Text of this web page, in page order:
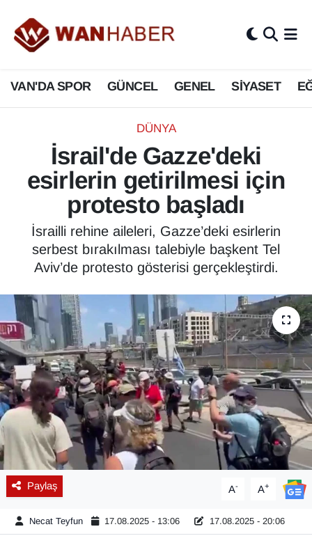
VAN'DA SPOR GÜNCEL GENEL SİYASET
DÜNYA
İsrail'de Gazze'deki
esirlerin getirilmesi için
protesto başladı
İsrailli rehine aileleri, Gazze’deki esirlerin
serbest bırakılması talebiyle başkent Tel
Aviv’de protesto gösterisi gerçekleştirdi.
Paylaş A- A+
Necat Teyfun 17.08.2025 - 13:06 17.08.2025 - 20:06
3.SAYFA
ASAYİŞ
BİLİM VE TEKNOLOJİ
Biyografi
Bölge Haberleri
ÇEVRE
Deprem
Dernekler, Odalar
Diğer
DÜNYA
EĞİTİM
EKONOMİ
Eleman
Emlak
Van Nöbetçi Eczaneler
Van Hava Durumu
Van Namaz Vakitleri
Van Trafik Yoğunluk Haritası
Süper Lig Puan Durumu ve Fikstür
Tüm Manşetler
Son Dakika Haberleri
Haber Arşivi